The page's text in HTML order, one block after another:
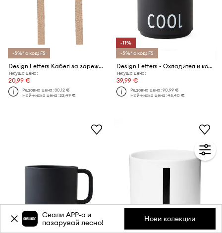
-5%* с код: FS
Design Letters Кабел за зареждане USB-C Lightning 1 m
Текуща цена:
20,99 €
Редовна цена:30,12 €
Най-ниска цена:22,49 €
-11%
-5%* с код: FS
Design Letters - Охладител и кофа за лед
Текуща цена:
39,99 €
Редовна цена:90,99 €
Най-ниска цена:45,40 €
Свали APP-a и
пазарувай лесно!
Нови колекции